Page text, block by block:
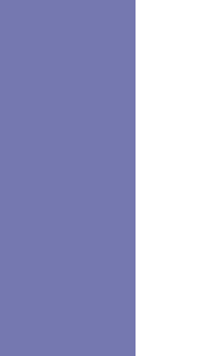
stránku pro budoucí